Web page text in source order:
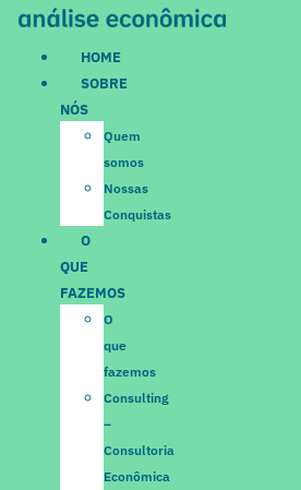
conteúdo
HOME
SOBRE
NÓS
Quem
somos
Nossas
Conquistas
O
QUE
FAZEMOS
O
que
fazemos
Consulting
–
Consultoria
Econômica